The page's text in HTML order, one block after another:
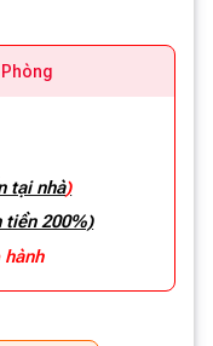
tại nhà)
tiền 200%)